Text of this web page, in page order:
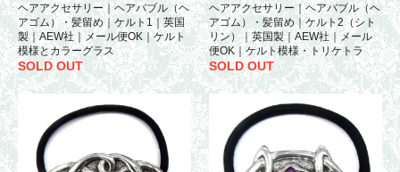
ヘアアクセサリー｜ヘアバブル（ヘ
アゴム）・髪留め｜ケルト1｜英国
製｜AEW社｜メール便OK｜ケルト
模様とカラーグラス
SOLD OUT
ヘアアクセサリー｜ヘアバブル（ヘ
アゴム）・髪留め｜ケルト2（シト
リン）｜英国製｜AEW社｜メール
便OK｜ケルト模様・トリケトラ
SOLD OUT